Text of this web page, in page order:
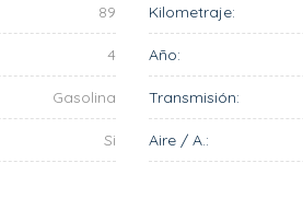
89 Kilometraje:
4 Año:
Gasolina Transmisión:
Si Aire / A.: